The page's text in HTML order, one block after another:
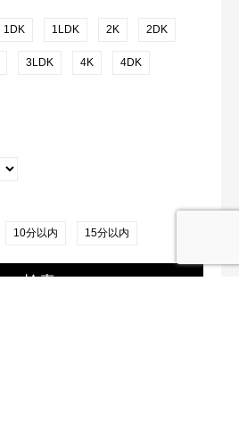
1DK 1LDK 2K 2DK
3LDK 4K 4DK
10分以内 15分以内
検索